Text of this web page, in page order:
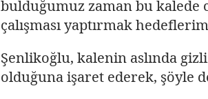
bulduğumuz zaman bu kalede
çalışması yaptırmak
Şenlikoğlu, kalenin aslında
olduğuna işaret ederek, şöyle